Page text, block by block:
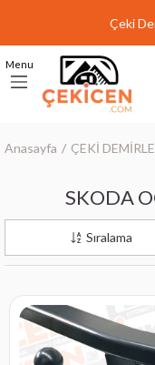
Çeki
Menu
Anasayfa ÇEKİ
SKODA
Sıralama